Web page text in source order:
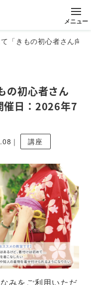
メニ ュ ー
「きもの初心者さん向
の初心者さん
催日：2026年7
｜ 講座
みをご利用いただ